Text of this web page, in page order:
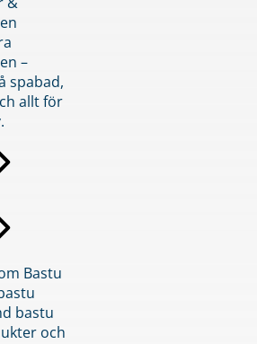
–
spabad,
allt för
Bastu
bastu
och